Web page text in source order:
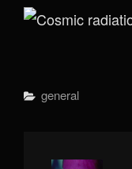
Categorías
General